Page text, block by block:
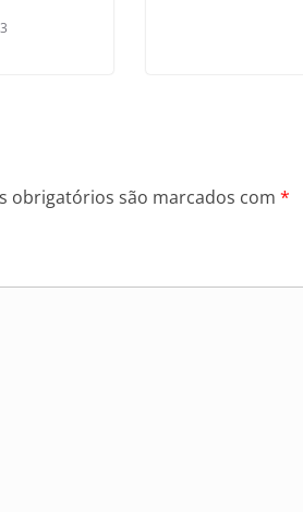
obrigatórios são marcados com *